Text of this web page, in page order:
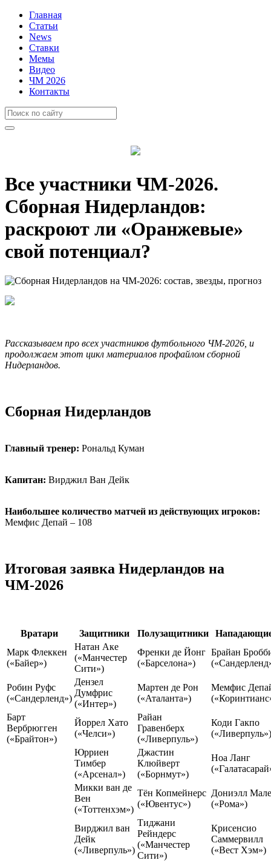
Главная
Статьи
News
Ставки
Мемы
Видео
ЧМ 2026
Контакты
Все участники ЧМ-2026.
Сборная Нидерландов:
раскроют ли «Оранжевые»
свой потенциал?
Рассказываем про всех участников футбольного ЧМ-2026, и
продолжаем этот цикл материалов профайлом сборной
Нидерландов.
Сборная Нидерландов
Главный тренер: Рональд Куман
Капитан: Вирджил Ван Дейк
Наибольшее количество матчей из действующих игроков:
Мемфис Депай – 108
Итоговая заявка Нидерландов на
ЧМ-2026
Вратари Защитники Полузащитники
Марк Флеккен
(«Байер»)
Натан Аке
(«Манчестер
Сити»)
Френки де Йонг
(«Барселона»)
Брайан
Робин Руфс
(«Сандерленд»)
Дензел
Думфрис
(«Интер»)
Мартен де Рон
(«Аталанта»)
Мемфис
Барт
Вербрюгген
(«Брайтон»)
Йоррел Хато
(«Челси»)
Райан
Гравенберх
(«Ливерпуль»)
Коди Гакпо
(«Ливерпуль»)
Юрриен
Тимбер
(«Арсенал»)
Джастин
Клюйверт
(«Борнмут»)
Ноа Ланг
Микки ван де
Вен
(«Тоттенхэм»)
Тён Копмейнерс
(«Ювентус»)
Дониэлл
(«Рома»)
Вирджил ван
Дейк
(«Ливерпуль»)
Тиджани
Рейндерс
(«Манчестер
Сити»)
Крисенсио
Саммервилл
(«Вест Хэм»)